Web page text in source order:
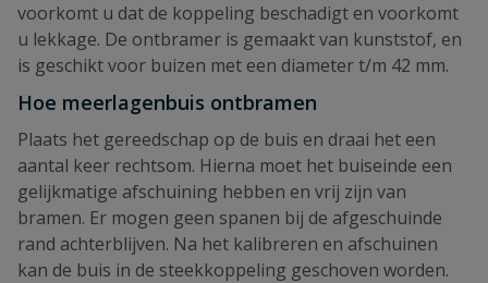
voorkomt u dat de koppeling beschadigt en voorkomt
u lekkage. De ontbramer is gemaakt van kunststof, en
is geschikt voor buizen met een diameter t/m 42 mm.
Hoe meerlagenbuis ontbramen
Plaats het gereedschap op de buis en draai het een
aantal keer rechtsom. Hierna moet het buiseinde een
gelijkmatige afschuining hebben en vrij zijn van
bramen. Er mogen geen spanen bij de afgeschuinde
rand achterblijven. Na het kalibreren en afschuinen
kan de buis in de steekkoppeling geschoven worden.